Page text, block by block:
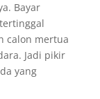
Bayar
calon mertua
Jadi pikir
yang